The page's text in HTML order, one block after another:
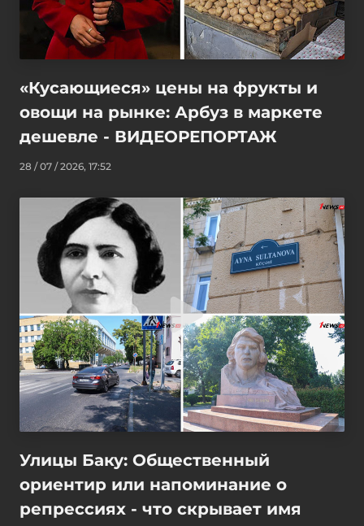
«Кусающиеся» цены на фрукты и
овощи на рынке: Арбуз в маркете
дешевле - ВИДЕОРЕПОРТАЖ
28 / 07 / 2026, 17:52
Улицы Баку: Общественный
ориентир или напоминание о
репрессиях - что скрывает имя